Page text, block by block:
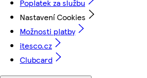
Poplatek za službu
Nastavení Cookies
Možnosti platby
itesco.cz
Clubcard